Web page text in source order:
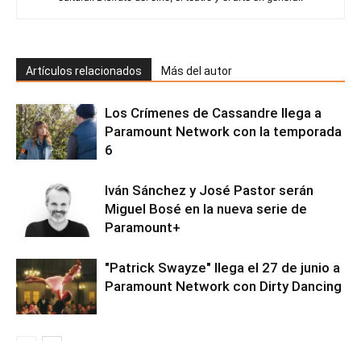
Artículos relacionados Más del autor
Los Crímenes de Cassandre llega a
Paramount Network con la temporada
6
Iván Sánchez y José Pastor serán
Miguel Bosé en la nueva serie de
Paramount+
"Patrick Swayze" llega el 27 de junio a
Paramount Network con Dirty Dancing